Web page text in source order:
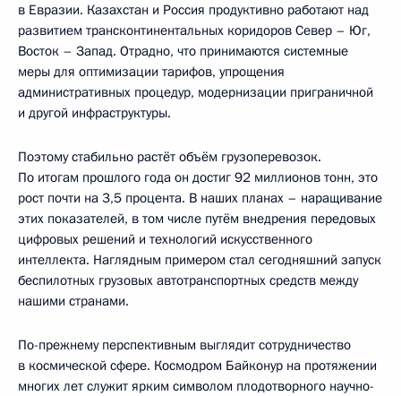
в Евразии. Казахстан и Россия продуктивно работают над
развитием трансконтинентальных коридоров Север – Юг,
Восток – Запад. Отрадно, что принимаются системные
меры для оптимизации тарифов, упрощения
административных процедур, модернизации приграничной
и другой инфраструктуры.
Поэтому стабильно растёт объём грузоперевозок.
По итогам прошлого года он достиг 92 миллионов тонн, это
рост почти на 3,5 процента. В наших планах – наращивание
этих показателей, в том числе путём внедрения передовых
цифровых решений и технологий искусственного
интеллекта. Наглядным примером стал сегодняшний запуск
беспилотных грузовых автотранспортных средств между
нашими странами.
По-прежнему перспективным выглядит сотрудничество
в космической сфере. Космодром Байконур на протяжении
многих лет служит ярким символом плодотворного научно-